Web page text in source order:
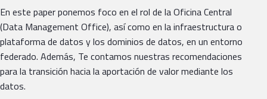
En este paper ponemos foco en el rol de la Oficina Central
(Data Management Office), así como en la infraestructura o
plataforma de datos y los dominios de datos, en un entorno
federado. Además, Te contamos nuestras recomendaciones
para la transición hacia la aportación de valor mediante los
datos.